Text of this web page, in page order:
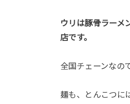
ウリは豚骨ラーメ
店です。
全国チェーンなの
麺も、とんこつに